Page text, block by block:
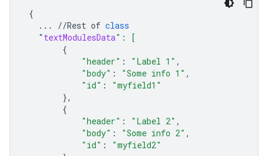
{
...
//Rest of class
" textModulesData": [
{
"header" : "Label 1" ,
"body" : "Some info 1" ,
"id" :
"myfield1"
},
{
"header" : "Label 2" ,
"body" : "Some info 2" ,
"id" :
"myfield2"